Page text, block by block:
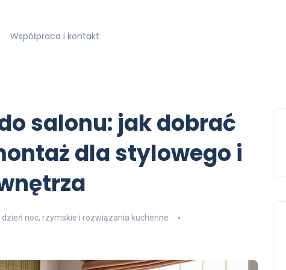
Współpraca i kontakt
salonu: jak dobrać
dla stylowego i
noc, rzymskie i rozwiązania kuchenne